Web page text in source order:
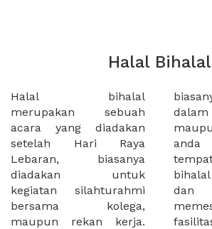
Halal Bihalal
Halal bihalal
merupakan sebuah
acara yang diadakan
setelah Hari Raya
Lebaran, biasanya
diadakan untuk
kegiatan silahturahmi
bersama kolega,
maupun rekan kerja.
biasanya diadakan
dalam acara kecil
maupun besar, dan
anda dapat menyewa
tempat untuk halal
bihalal melalui XWORK
dan juga dapat
memesan makanan dan
fasilitas tambahan agar